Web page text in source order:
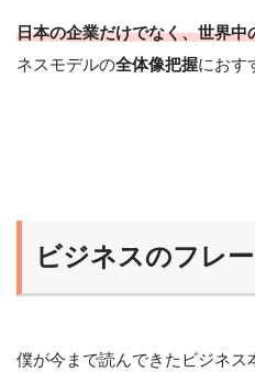
日本の企業だけでなく、世界中
ネスモデルの全体像把握におす
ビジネスのフレ
僕が今まで読んできたビジネス